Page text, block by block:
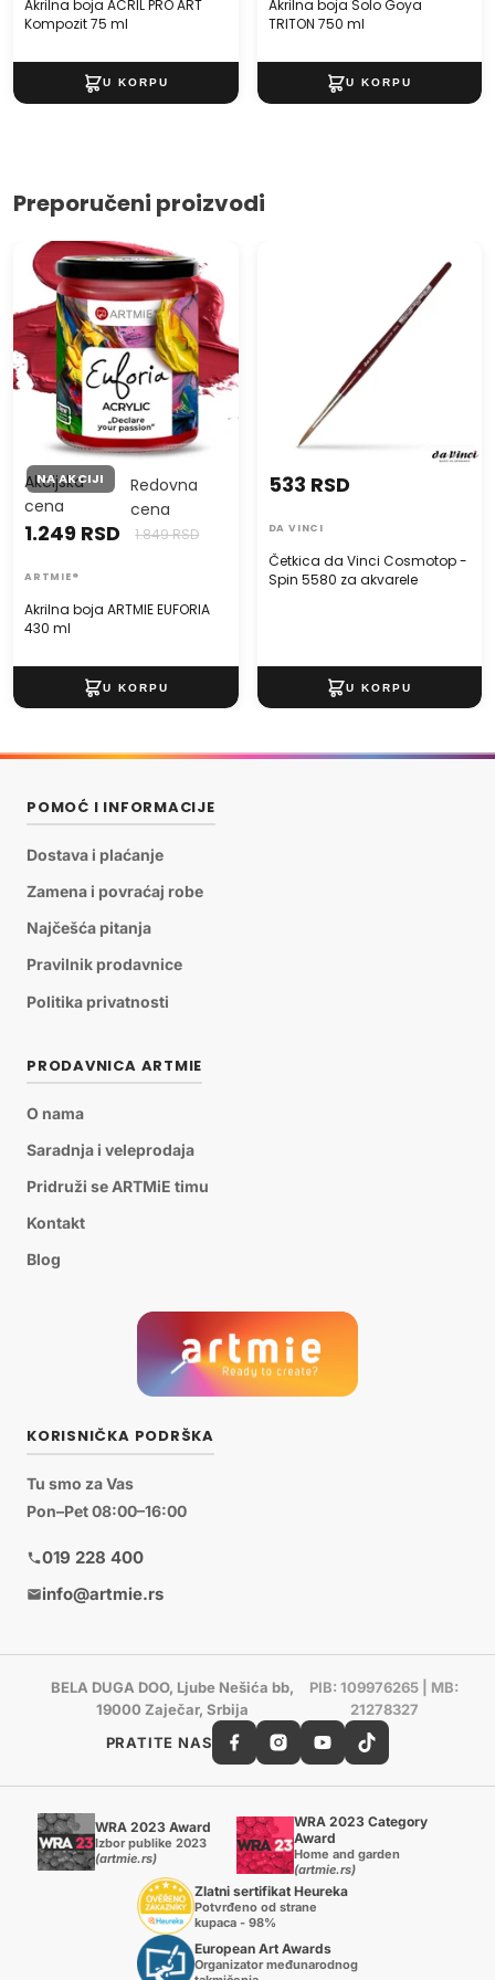
Akrilna boja ACRIL PRO ART
Kompozit 75 ml
Akrilna boja Solo Goya
TRITON 750 ml
Preporučeni proizvodi
Akrilna boja ARTMIE EUFORIA
430 ml
NA AKCIJI
Akrilna boja ARTMIE EUFORIA
430 ml
Akcijska
cena
1.249 RSD
Redovna
cena
1.849 RSD
ARTMIE®
- Spin 5580 za akvarele
Četkica da Vinci Cosmotop -
Spin 5580 za akvarele
533 RSD
DA VINCI
POMOĆ I INFORMACIJE
Dostava i plaćanje
Zamena i povraćaj robe
Najčešća pitanja
Pravilnik prodavnice
Politika privatnosti
PRODAVNICA ARTMIE
O nama
Saradnja i veleprodaja
Pridruži se ARTMiE timu
Kontakt
Blog
KORISNIČKA PODRŠKA
Tu smo za Vas
Pon–Pet 08:00–16:00
019 228 400
info@artmie.rs
BELA DUGA DOO, Ljube Nešića bb,
19000 Zaječar, Srbija
PIB: 109976265 | MB:
21278327
PRATITE NAS
WRA 2023 Award
Izbor publike 2023
(artmie.rs)
WRA 2023 Category
Award
Home and garden
(artmie.rs)
Zlatni sertifikat Heureka
Potvrđeno od strane
kupaca - 98%
European Art Awards
Organizator međunarodnog